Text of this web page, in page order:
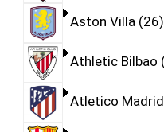
Aston Villa 26
Athletic Bilbao
Atletico Madrid